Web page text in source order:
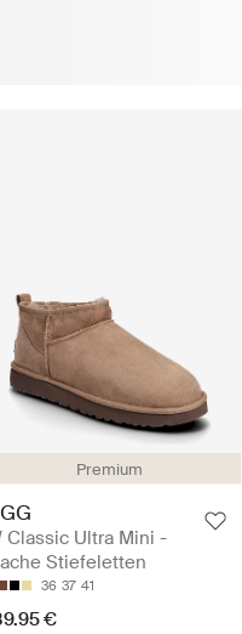
Premium
Classic Ultra Mini -
Stiefeletten
36 37 41
€